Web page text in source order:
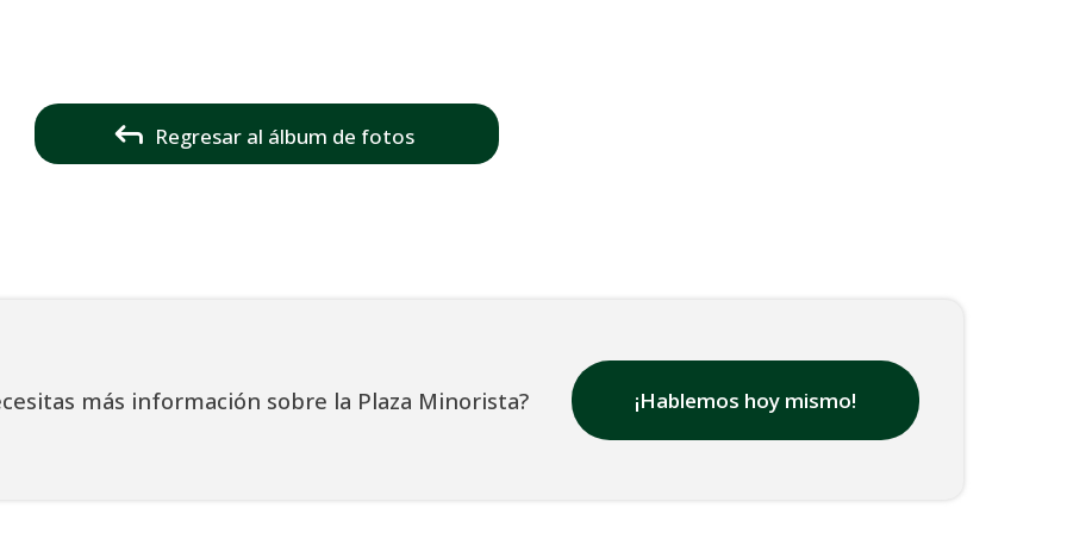
Regresar al álbum de fotos
más información sobre la Plaza Minorista? ¡Hablemos hoy mismo!